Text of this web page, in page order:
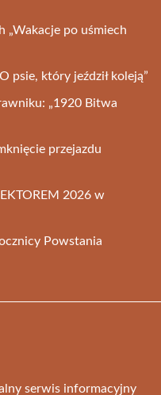
„Wakacje po uśmiech
psie, który jeździł koleją”
„1920 Bitwa
przejazdu
2026 w
Powstania
serwis informacyjny